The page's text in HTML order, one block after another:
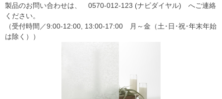
製品のお問い合わせは、 0570-012-123 (ナビダイヤル) へご連絡
ください。
（受付時間／9:00-12:00, 13:00-17:00 月～金（土･日･祝･年末年始
は除く））